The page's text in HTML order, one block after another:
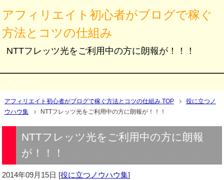
アフィリエイト初心者がブログで稼ぐ
方法とコツの仕組み
NTTフレッツ光をご利用中の方に朗報が！！！
メニュー
アフィリエイト初心者がブログで稼ぐ方法とコツの仕組み TOP
役に立つノ
ウハウ集
NTTフレッツ光をご利用中の方に朗報が！！！
NTTフレッツ光をご利用中の方に朗報
が！！！
2014年09月15日 [役に立つノウハウ集]